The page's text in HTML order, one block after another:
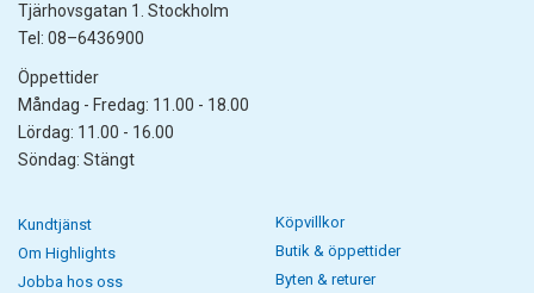
Tjärhovsgatan 1. Stockholm
Tel: 08–6436900
Öppettider
Måndag - Fredag: 11.00 - 18.00
Lördag: 11.00 - 16.00
Söndag: Stängt
Kundtjänst
Om Highlights
Jobba hos oss
Köpvillkor
Butik & öppettider
Byten & returer